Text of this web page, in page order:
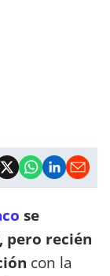
se
pero recién
con la